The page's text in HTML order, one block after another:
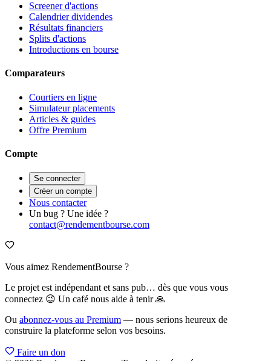
Screener d'actions
Calendrier dividendes
Résultats financiers
Splits d'actions
Introductions en bourse
Comparateurs
Courtiers en ligne
Simulateur placements
Articles & guides
Offre Premium
Compte
Se connecter
Créer un compte
Nous contacter
Un bug ? Une idée ?
contact@rendementbourse.com
Vous aimez RendementBourse ?
Le projet est indépendant et sans pub… dès que vous vous
connectez 😉 Un café nous aide à tenir 🙏
Ou abonnez-vous au Premium — nous serions heureux de
construire la plateforme selon vos besoins.
Faire un don